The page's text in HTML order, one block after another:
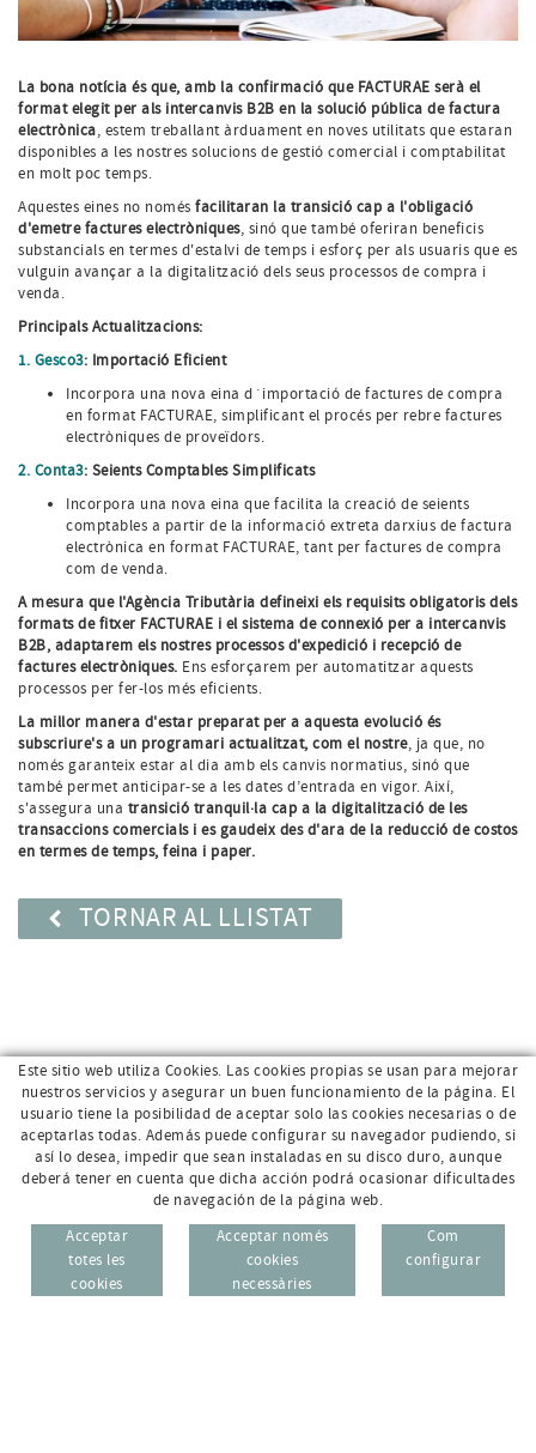
La bona notícia és que, amb la confirmació que FACTURAE serà el
format elegit per als intercanvis B2B en la solució pública de factura
electrònica, estem treballant àrduament en noves utilitats que estaran
disponibles a les nostres solucions de gestió comercial i comptabilitat
en molt poc temps.
Aquestes eines no només facilitaran la transició cap a l'obligació
d'emetre factures electròniques, sinó que també oferiran beneficis
substancials en termes d'estalvi de temps i esforç per als usuaris que es
vulguin avançar a la digitalització dels seus processos de compra i
venda.
Principals Actualitzacions:
1. Gesco3: Importació Eficient
Incorpora una nova eina d´importació de factures de compra
en format FACTURAE, simplificant el procés per rebre factures
electròniques de proveïdors.
2. Conta3: Seients Comptables Simplificats
Incorpora una nova eina que facilita la creació de seients
comptables a partir de la informació extreta darxius de factura
electrònica en format FACTURAE, tant per factures de compra
com de venda.
A mesura que l'Agència Tributària defineixi els requisits obligatoris dels
formats de fitxer FACTURAE i el sistema de connexió per a intercanvis
B2B, adaptarem els nostres processos d'expedició i recepció de
factures electròniques. Ens esforçarem per automatitzar aquests
processos per fer-los més eficients.
La millor manera d'estar preparat per a aquesta evolució és
subscriure's a un programari actualitzat, com el nostre, ja que, no
només garanteix estar al dia amb els canvis normatius, sinó que
també permet anticipar-se a les dates d’entrada en vigor. Així,
s'assegura una transició tranquil·la cap a la digitalització de les
transaccions comercials i es gaudeix des d'ara de la reducció de costos
en termes de temps, feina i paper.
TORNAR AL LLISTAT
Av. Sant Jordi, 168 · 17800 Olot (Girona)
CAT
ESP
972 26 95 74
Este sitio web utiliza Cookies. Las cookies propias se usan para mejorar
nuestros servicios y asegurar un buen funcionamiento de la página. El
usuario tiene la posibilidad de aceptar solo las cookies necesarias o de
aceptarlas todas. Además puede configurar su navegador pudiendo, si
así lo desea, impedir que sean instaladas en su disco duro, aunque
deberá tener en cuenta que dicha acción podrá ocasionar dificultades
de navegación de la página web.
Acceptar
totes les
cookies
Acceptar només
cookies
necessàries
Com
configurar